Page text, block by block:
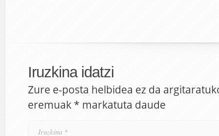
Iruzkina idatzi
Zure e-posta helbidea ez da
eremuak * markatuta daude